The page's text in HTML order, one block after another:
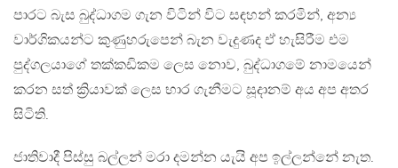
පාරට බැස බුද්ධාගම ගැන විටින් විට සඳහන් කරමින්, අන්‍ය
වාර්ගිකයන්ට කුණුහරුපෙන් බැන වැදුණද ඒ හැසිරීම එම
පුද්ගලයාගේ තක්කඩිකම ලෙස නොව, බුද්ධාගමේ නාමයෙන්
කරන සත් ක්‍රියාවක් ලෙස භාර ගැනීමට සූදානම් අය අප අතර
සිටිති.
ජාතිවාදී පිස්සු බල්ලන් මරා දමන්න යැයි අප ඉල්ලන්නේ නැත.